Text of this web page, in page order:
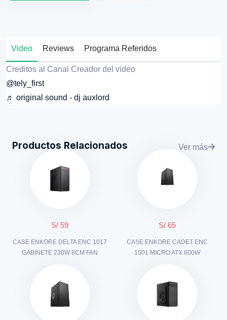
Video Reviews Programa Referidos
Creditos al Canal Creador del video
@tely_first
♬ original sound - dj auxlord
Productos Relacionados Ver más
S/ 59
CASE ENKORE DELTA ENC 1017
GABINETE 230W 8CM FAN
S/ 65
CASE ENKORE CADET ENC
1001 MICRO ATX 600W